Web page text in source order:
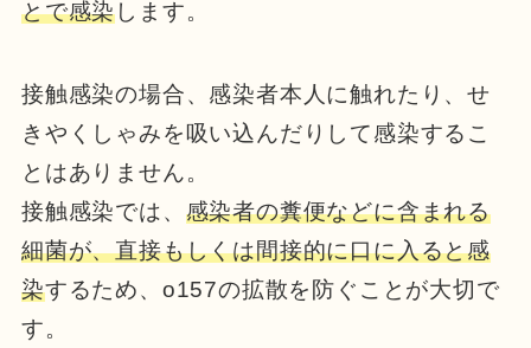
とで感染します。
接触感染の場合、感染者本人に触れたり、せ
きやくしゃみを吸い込んだりして感染するこ
とはありません。
接触感染では、 感染者の糞便などに含まれる
細菌が、直接もしくは間接的に口に入ると感
染するため、o157の拡散を防ぐことが大切で
す。